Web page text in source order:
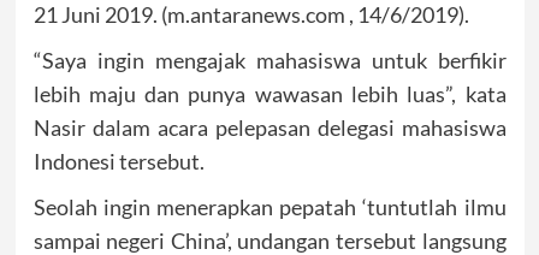
21 Juni 2019. (m.antaranews.com , 14/6/2019).
“Saya ingin mengajak mahasiswa untuk berfikir
lebih maju dan punya wawasan lebih luas”, kata
Nasir dalam acara pelepasan delegasi mahasiswa
Indonesi tersebut.
Seolah ingin menerapkan pepatah ‘tuntutlah ilmu
sampai negeri China’, undangan tersebut langsung